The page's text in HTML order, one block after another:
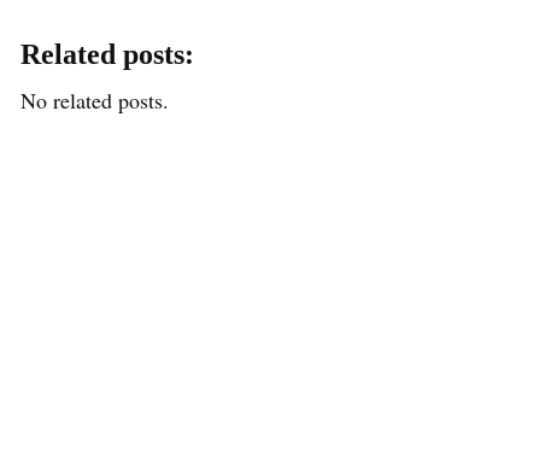
Related posts:
No related posts.